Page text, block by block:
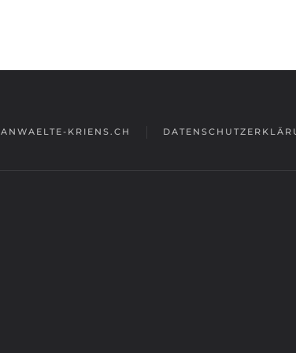
ANWAELTE-KRIENS.CH